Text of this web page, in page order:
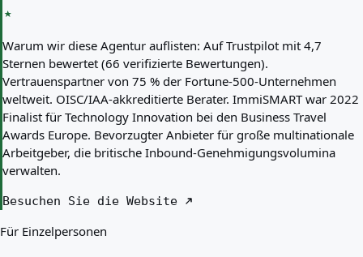
Warum wir diese Agentur auflisten: Auf Trustpilot mit 4,7
Sternen bewertet (66 verifizierte Bewertungen).
Vertrauenspartner von 75 % der Fortune-500-Unternehmen
weltweit. OISC/IAA-akkreditierte Berater. ImmiSMART war 2022
Finalist für Technology Innovation bei den Business Travel
Awards Europe. Bevorzugter Anbieter für große multinationale
Arbeitgeber, die britische Inbound-Genehmigungsvolumina
verwalten.
Besuchen Sie die Website
Für Einzelpersonen